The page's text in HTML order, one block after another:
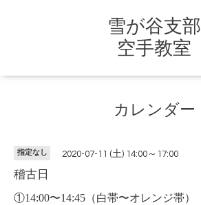
雪が谷支部
空手教室
カレンダー
指定なし 2020-07-11 (土) 14:00～17:00
稽古日
①14:00〜14:45（白帯〜オレンジ帯）